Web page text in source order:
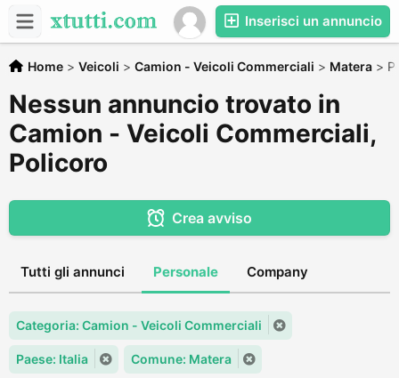
Inserisci un annuncio
Home > Veicoli > Camion - Veicoli Commerciali > Matera >
Nessun annuncio trovato in
Camion - Veicoli Commerciali,
Policoro
Crea avviso
Tutti gli annunci Personale Company
Categoria: Camion - Veicoli Commerciali
Paese: Italia Comune: Matera